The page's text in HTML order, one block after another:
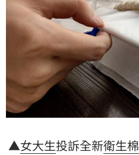
▲女大生投訴全新衛生棉